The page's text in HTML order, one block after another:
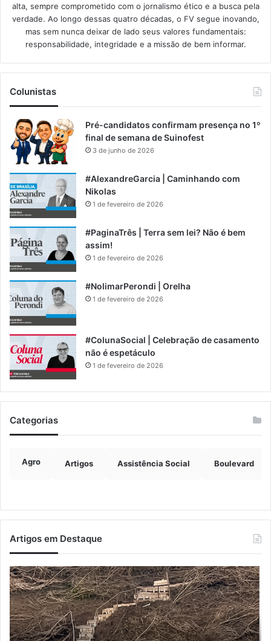
alta, sempre comprometido com o jornalismo ético e a busca pela
verdade. Ao longo dessas quatro décadas, o FV segue inovando,
mas sem nunca deixar de lado seus valores fundamentais:
responsabilidade, integridade e a missão de bem informar.​
Colunistas
Pré-candidatos confirmam presença no 1º
final de semana de Suinofest
3 de junho de 2026
#AlexandreGarcia | Caminhando com
Nikolas
1 de fevereiro de 2026
#PaginaTrês | Terra sem lei? Não é bem
assim!
1 de fevereiro de 2026
#NolimarPerondi | Orelha
1 de fevereiro de 2026
#ColunaSocial | Celebração de casamento
não é espetáculo
1 de fevereiro de 2026
Categorias
Agro Artigos Assistência Social Boulevard
Artigos em Destaque
Turisvales
2026
recebe
1200
profissionais
do